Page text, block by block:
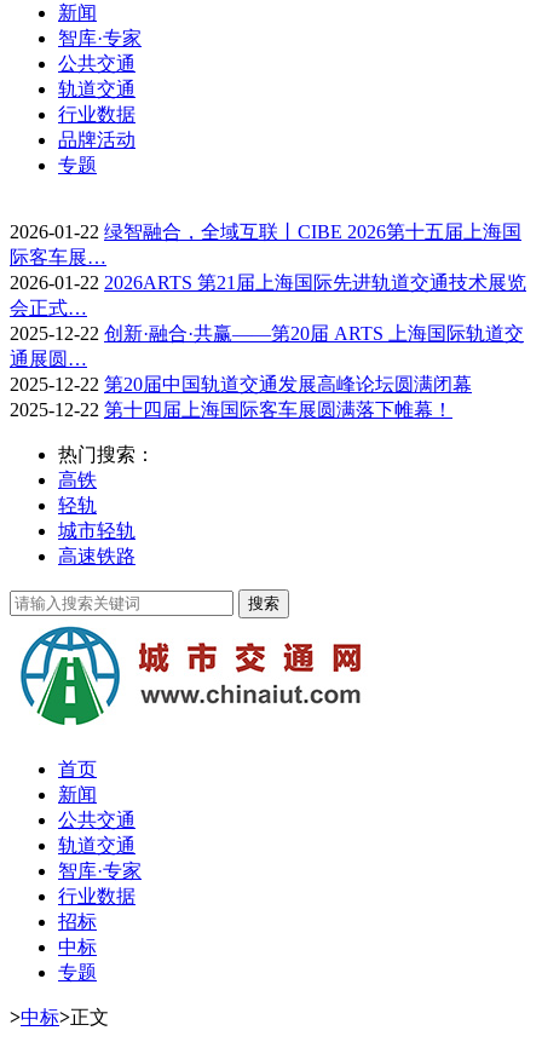
新闻
智库·专家
公共交通
轨道交通
行业数据
品牌活动
专题
2026-01-22 绿智融合，全域互联丨CIBE 2026第十五届上海国
际客车展…
2026-01-22 2026ARTS 第21届上海国际先进轨道交通技术展览
会正式…
2025-12-22 创新·融合·共赢——第20届 ARTS 上海国际轨道交
通展圆…
2025-12-22 第20届中国轨道交通发展高峰论坛圆满闭幕
2025-12-22 第十四届上海国际客车展圆满落下帷幕！
热门搜索：
高铁
轻轨
城市轻轨
高速铁路
首页
新闻
公共交通
轨道交通
智库·专家
行业数据
招标
中标
专题
>中标>正文